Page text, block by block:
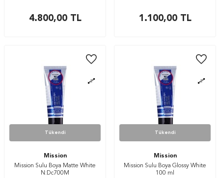
4.800,00TL 1.100,00TL
Tükendi
Mission
Mission Sulu Boya Matte White
N:Dc700M
Tükendi
Mission
Mission Sulu Boya Glossy White
100 ml